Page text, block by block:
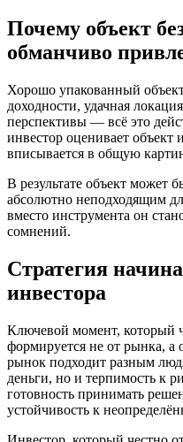
Почему объект
обманчиво
Хорошо упакованный
доходности, удачная
перспективы — всё это
инвестор оценивает объект
вписывается в общую
В результате объект может
абсолютно неподходящим
вместо инструмента он
сомнений.
Стратегия
инвестора
Ключевой момент, который
формируется не от рынка, а
рынок подходит разным
деньги, но и терпимость к
готовность принимать
устойчивость к